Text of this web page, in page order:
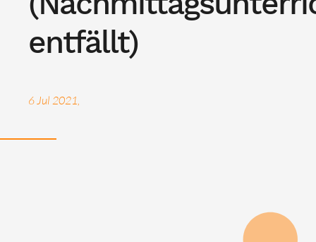
entfällt)
6 Jul 2021,